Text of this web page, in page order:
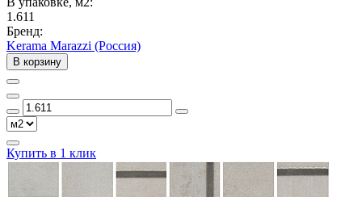
1.611
Бренд:
Kerama Marazzi (Россия)
В корзину
Купить в 1 клик